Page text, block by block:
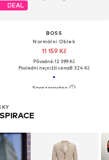
DEAL
BOSS
Normální Oblek
11 159 Kč
Původně: 12 399 Kč
Poslední nejnižší cena:8 324 Kč